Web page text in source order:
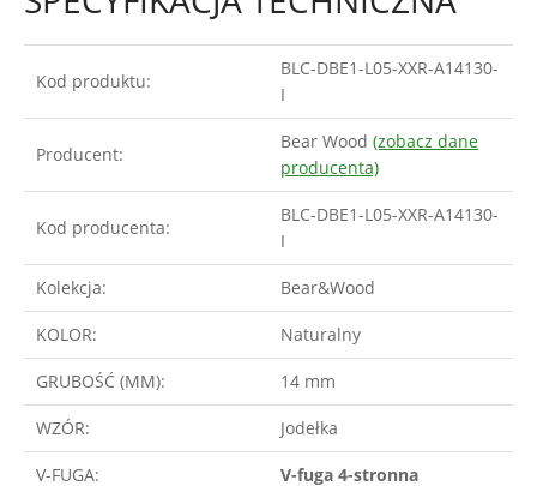
Kod produktu:
BLC-DBE1-L05-XXR-A14130-
I
Producent:
Bear Wood (zobacz dane
producenta)
Kod producenta:
BLC-DBE1-L05-XXR-A14130-
I
Kolekcja: Bear&Wood
KOLOR: Naturalny
GRUBOŚĆ (MM): 14 mm
WZÓR: Jodełka
V-FUGA: V-fuga 4-stronna